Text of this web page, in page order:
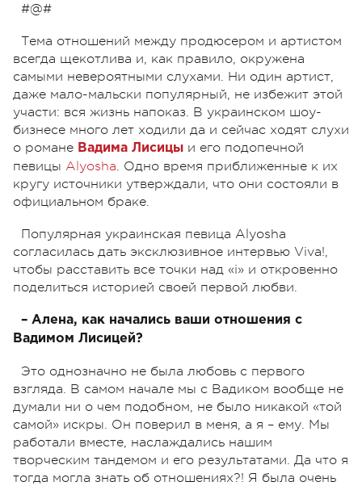
#@#
Тема отношений между продюсером и артистом
всегда щекотлива и, как правило, окружена
самыми невероятными слухами. Ни один артист,
даже мало-мальски популярный, не избежит этой
участи: вся жизнь напоказ. В украинском шоу-
бизнесе много лет ходили да и сейчас ходят слухи
о романе Вадима Лисицы и его подопечной
певицы Alyosha. Одно время приближенные к их
кругу источники утверждали, что они состояли в
официальном браке.
Популярная украинская певица Alyosha
согласилась дать эксклюзивное интервью Viva!,
чтобы расставить все точки над «і» и откровенно
поделиться историей своей первой любви.
– Алена, как начались ваши отношения с
Вадимом Лисицей?
Это однозначно не была любовь с первого
взгляда. В самом начале мы с Вадиком вообще не
думали ни о чем подобном, не было никакой «той
самой» искры. Он поверил в меня, а я – ему. Мы
работали вместе, наслаждались нашим
творческим тандемом и его результатами. Да что я
тогда могла знать об отношениях?! Я была очень